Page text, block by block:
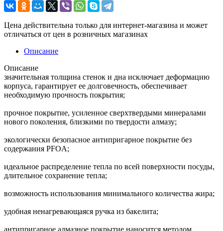
Цена действительна только для интернет-магазина и может
отличаться от цен в розничных магазинах
Описание
Описание
значительная толщина стенок и дна исключает деформацию
корпуса, гарантирует ее долговечность, обеспечивает
необходимую прочность покрытия;
прочное покрытие, усиленное сверхтвердыми минералами
нового поколения, близкими по твердости алмазу;
экологически безопасное антипригарное покрытие без
содержания PFOA;
идеальное распределение тепла по всей поверхности посуды,
длительное сохранение тепла;
возможность использования минимального количества жира;
удобная ненагревающаяся ручка из бакелита;
антипригарное алмазное покрытие наносится методом